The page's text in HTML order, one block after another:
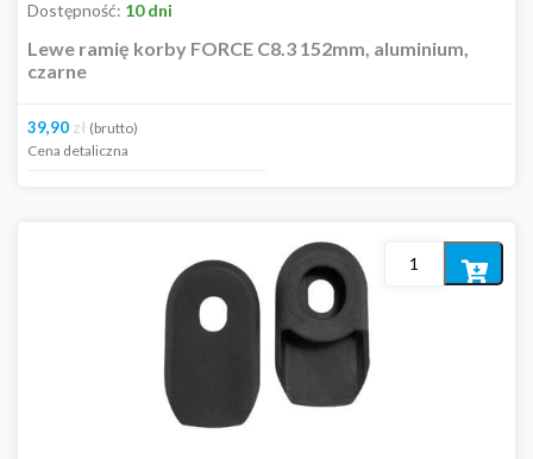
Dostępność: 10 dni
Lewe ramię korby FORCE C8.3 152mm, aluminium,
czarne
39,90 zł (brutto)
Cena detaliczna
Dodaj